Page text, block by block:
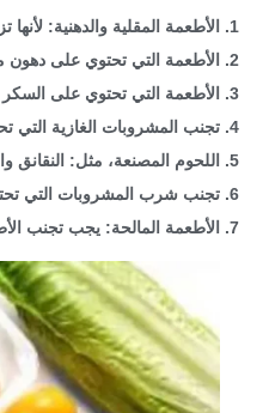
الأطعمة المقلية والدهنية:
الأطعمة التي تحتوي على
الأطعمة التي تحتوي على
تجنب المشروبات الغازية
اللحوم المصنعة، مثل:
تجنب شرب المشروبات التي
الأطعمة المالحة: يجب تجنب